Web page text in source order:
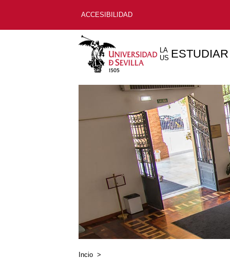
ACCESIBILIDAD
LA
US ESTUDIAR
Incio >